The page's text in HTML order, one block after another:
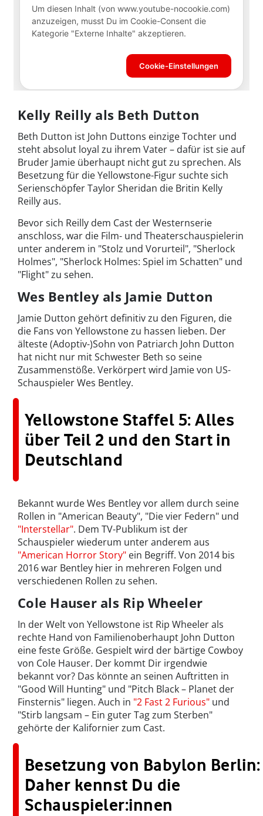
Kelly Reilly als Beth Dutton
Beth Dutton ist John Duttons einzige Tochter und
steht absolut loyal zu ihrem Vater – dafür ist sie auf
Bruder Jamie überhaupt nicht gut zu sprechen. Als
Besetzung für die Yellowstone-Figur suchte sich
Serienschöpfer Taylor Sheridan die Britin Kelly
Reilly aus.
Bevor sich Reilly dem Cast der Westernserie
anschloss, war die Film- und Theaterschauspielerin
unter anderem in "Stolz und Vorurteil", "Sherlock
Holmes", "Sherlock Holmes: Spiel im Schatten" und
"Flight" zu sehen.
Wes Bentley als Jamie Dutton
Jamie Dutton gehört definitiv zu den Figuren, die
die Fans von Yellowstone zu hassen lieben. Der
älteste (Adoptiv-)Sohn von Patriarch John Dutton
hat nicht nur mit Schwester Beth so seine
Zusammenstöße. Verkörpert wird Jamie von US-
Schauspieler Wes Bentley.
Yellowstone Staffel 5: Alles
über Teil 2 und den Start in
Deutschland
Bekannt wurde Wes Bentley vor allem durch seine
Rollen in "American Beauty", "Die vier Federn" und
"Interstellar". Dem TV-Publikum ist der
Schauspieler wiederum unter anderem aus
"American Horror Story" ein Begriff. Von 2014 bis
2016 war Bentley hier in mehreren Folgen und
verschiedenen Rollen zu sehen.
Cole Hauser als Rip Wheeler
In der Welt von Yellowstone ist Rip Wheeler als
rechte Hand von Familienoberhaupt John Dutton
eine feste Größe. Gespielt wird der bärtige Cowboy
von Cole Hauser. Der kommt Dir irgendwie
bekannt vor? Das könnte an seinen Auftritten in
"Good Will Hunting" und "Pitch Black – Planet der
Finsternis" liegen. Auch in "2 Fast 2 Furious" und
"Stirb langsam – Ein guter Tag zum Sterben"
gehörte der Kalifornier zum Cast.
Besetzung von Babylon Berlin:
Daher kennst Du die
Schauspieler:innen